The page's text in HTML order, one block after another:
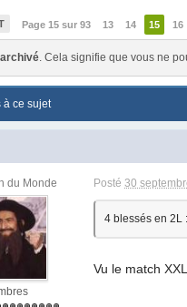
Page 15 sur 93 13 14 15 16
. Cela signifie que vous ne
à ce sujet
du Monde Posté30
4 blessés en 2L
Vu le match